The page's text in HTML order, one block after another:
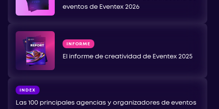
eventos de Eventex 2026
INFORME
El informe de creatividad de Eventex 2025
INDEX
Las 100 principales agencias y organizadores de eventos